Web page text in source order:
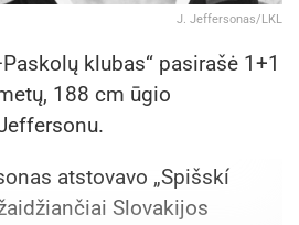
J. Jeffersonas/LKL
klubas“ pasirašė 1+1
188 cm ūgio
atstovavo „Spišskí
Slovakijos